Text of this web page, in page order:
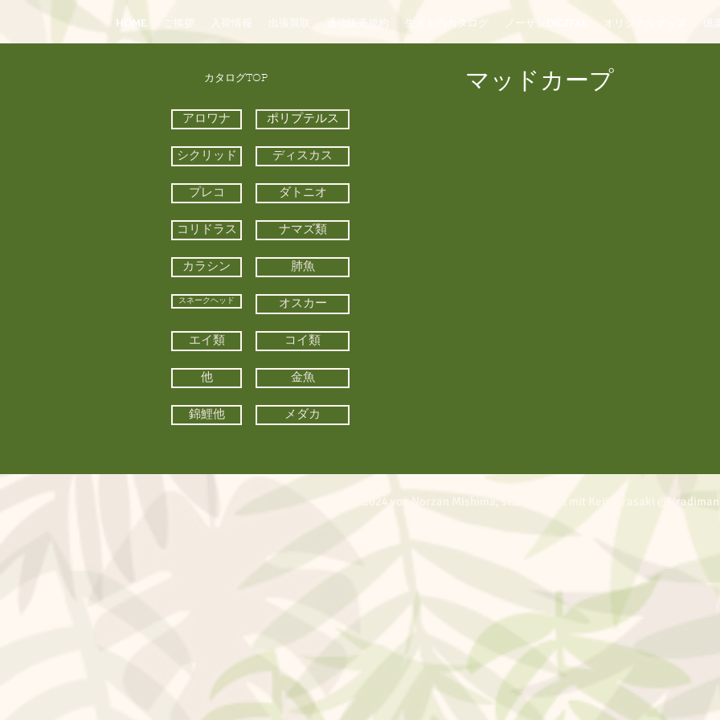
HOME ご挨拶 入荷情報 出張買取 通信販売規約 生きものカタログ ノーザンDIGITAL オリジナルグッズ
​カタログTOP
アロワナ ポリプテルス
シクリッド ディスカス
プレコ ダトニオ
コリドラス ナマズ類
カラシン 肺魚
スネークヘッド オスカー
エイ類 コイ類
他 金魚
錦鯉他 メダカ
マッドカープ
© 2024 von Norzan Mishima, stolz erstellt mit Keiji Urasaki